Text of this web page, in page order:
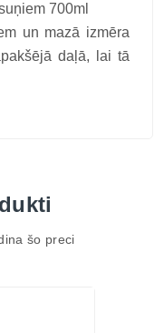
700ml
un mazā izmēra
daļā, lai tā
šo preci